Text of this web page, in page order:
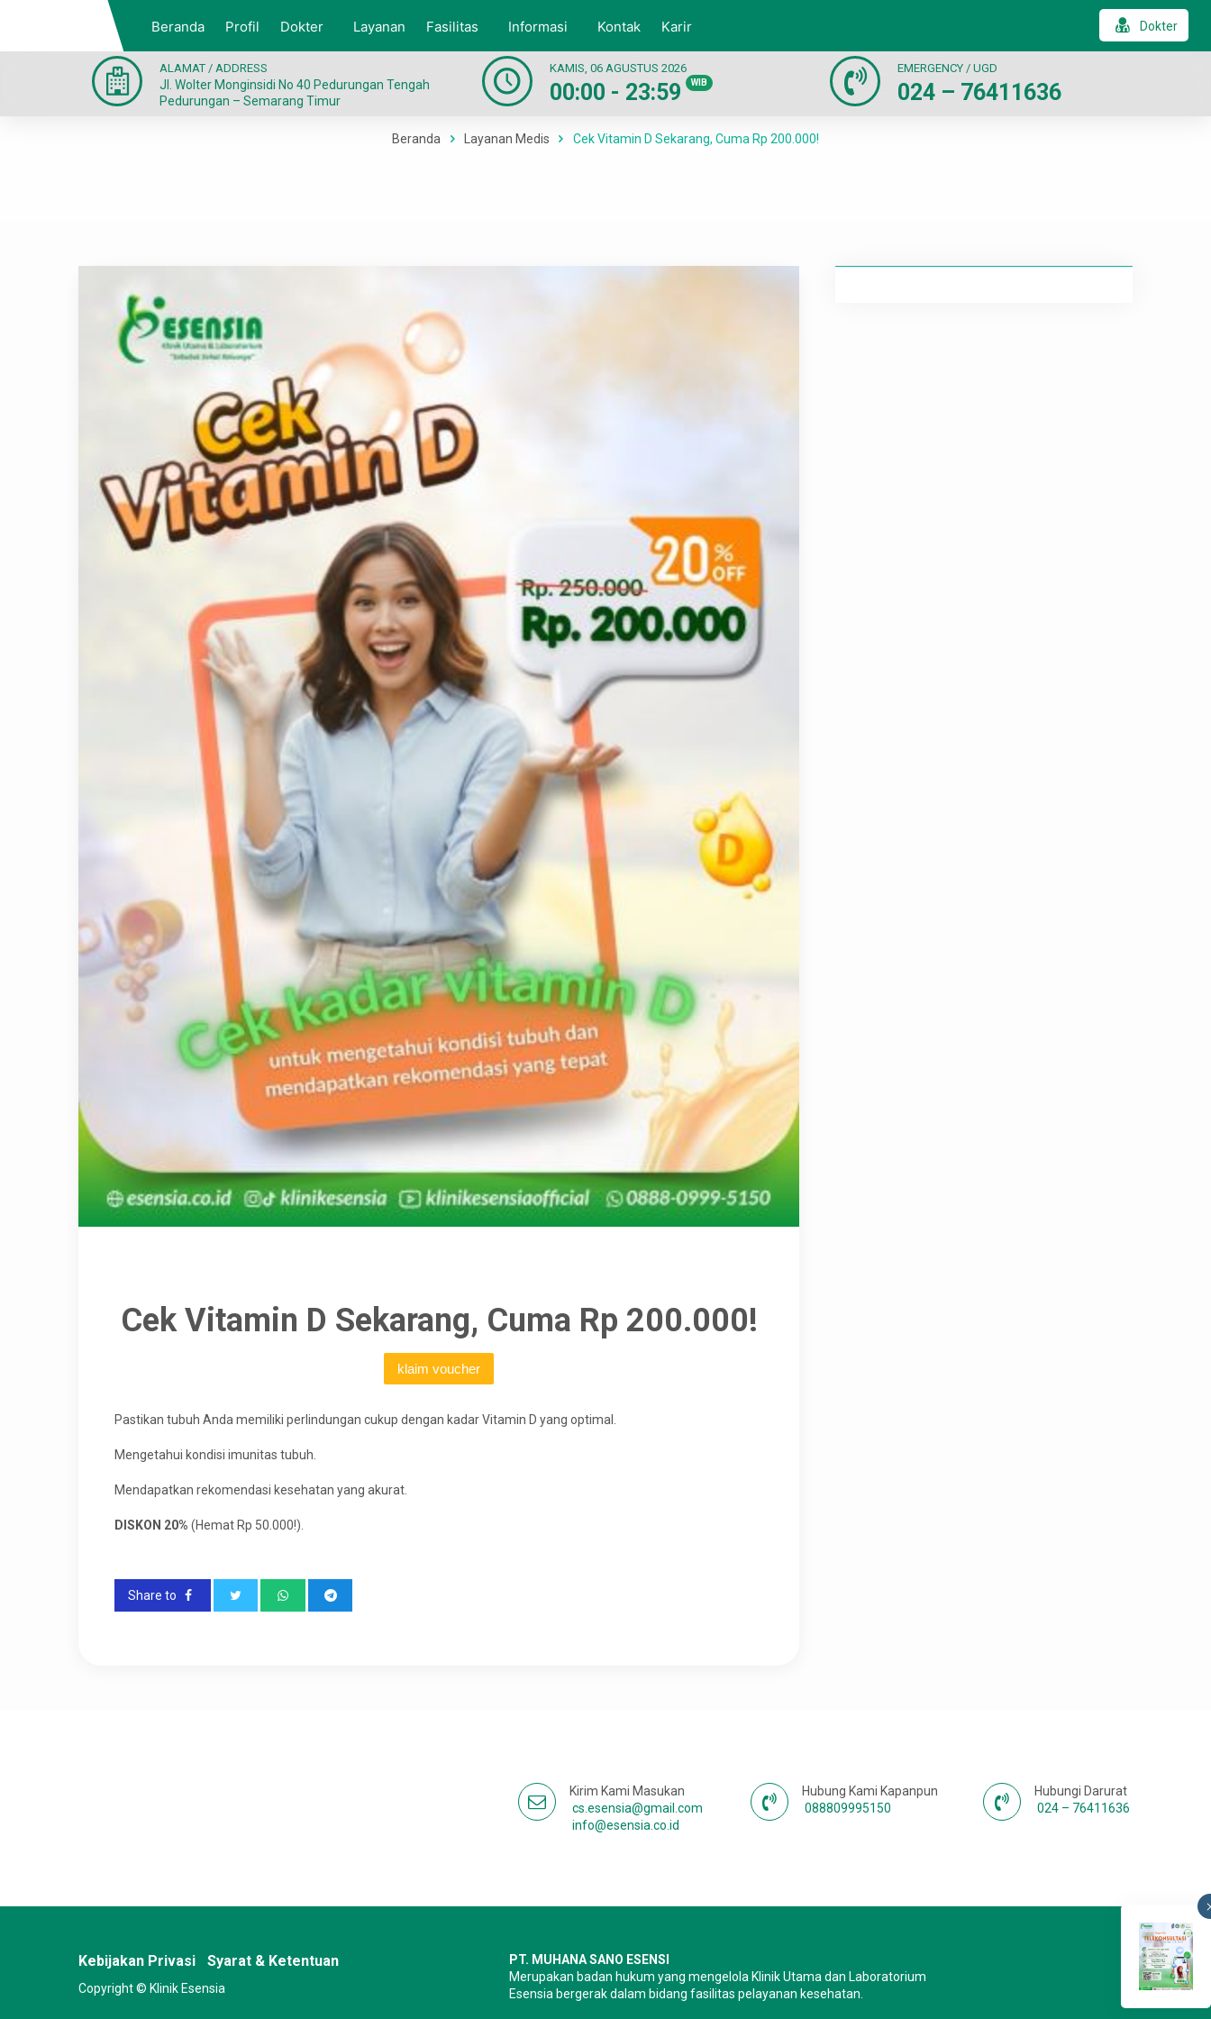
Beranda Profil Dokter Layanan Fasilitas Informasi Kontak Karir Dokter
ALAMAT / ADDRESS
Jl. Wolter Monginsidi No 40 Pedurungan Tengah
Pedurungan – Semarang Timur
KAMIS, 06 AGUSTUS 2026
00:00 - 23:59 WIB
EMERGENCY / UGD
024 – 76411636
Beranda Layanan Medis Cek Vitamin D Sekarang, Cuma Rp 200.000!
Cek Vitamin D Sekarang, Cuma Rp 200.000!
klaim voucher
Pastikan tubuh Anda memiliki perlindungan cukup dengan kadar Vitamin D yang optimal.
Mengetahui kondisi imunitas tubuh.
Mendapatkan rekomendasi kesehatan yang akurat.
DISKON 20% (Hemat Rp 50.000!).
Share to
Hubungi Darurat
024 – 76411636
Hubung Kami Kapanpun
088809995150
Kirim Kami Masukan
cs.esensia@gmail.com
info@esensia.co.id
Kebijakan Privasi Syarat & Ketentuan
Copyright © Klinik Esensia
PT. MUHANA SANO ESENSI
Merupakan badan hukum yang mengelola Klinik Utama dan Laboratorium
Esensia bergerak dalam bidang fasilitas pelayanan kesehatan.